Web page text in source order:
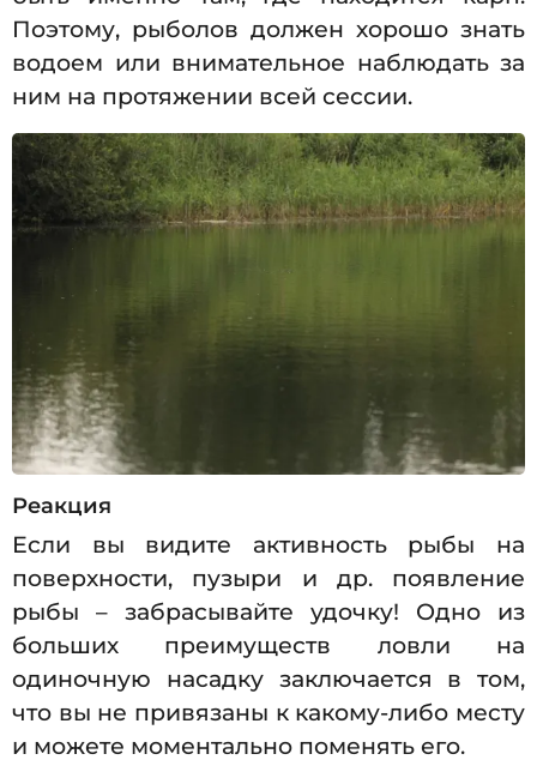
Поэтому, рыболов должен хорошо знать
водоем или внимательное наблюдать за
ним на протяжении всей сессии.
Реакция
Если вы видите активность рыбы на
поверхности, пузыри и др. появление
рыбы – забрасывайте удочку! Одно из
больших преимуществ ловли на
одиночную насадку заключается в том,
что вы не привязаны к какому-либо месту
и можете моментально поменять его.